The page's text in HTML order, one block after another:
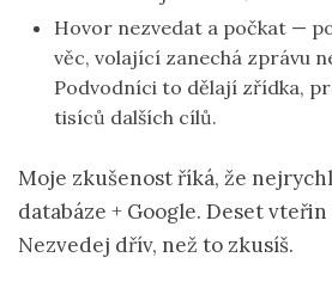
Hovor nezvedat a počkat —
věc, volající zanechá zprávu
Podvodníci to dělají zřídka,
tisíců dalších cílů.
Moje zkušenost říká, že
databáze + Google. Deset vteřin
Nezvedej dřív, než to zkusíš.